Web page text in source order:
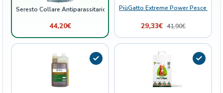
n
t
Seresto Collare Antiparassitario Gatto
44,20€
PiùGatto Extreme Power Pesce
29,33€ 41,90€